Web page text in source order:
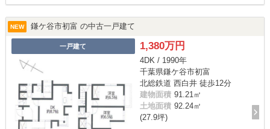
NEW 鎌ケ谷市初富 の中古一戸建て
一戸建て 1,380万円
4DK / 1990年
千葉県鎌ケ谷市初富
北総鉄道 西白井 徒歩12分
建物面積 91.21㎡
土地面積 92.24㎡
(27.9坪)